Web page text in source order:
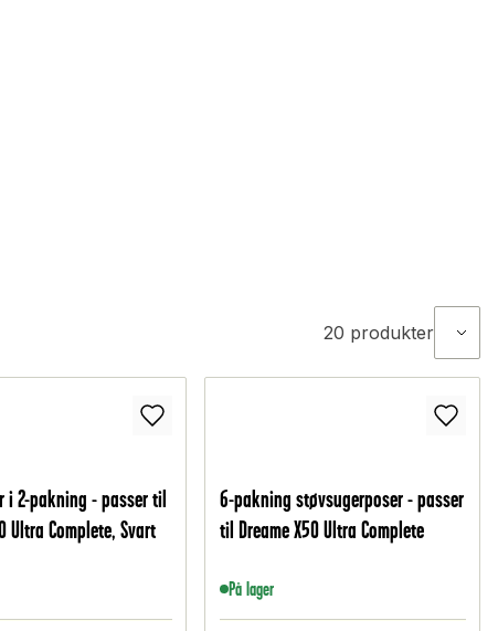
20 produkter
i 2-pakning - passer til
Ultra Complete, Svart
6-pakning støvsugerposer - passer
til Dreame X50 Ultra Complete
På lager